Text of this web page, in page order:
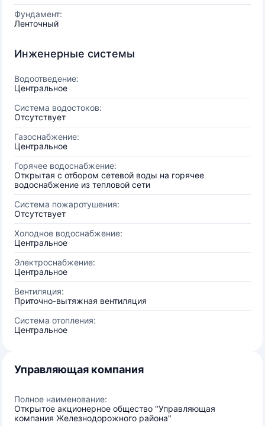
Фундамент:
Ленточный
Инженерные системы
Водоотведение:
Центральное
Система водостоков:
Отсутствует
Газоснабжение:
Центральное
Горячее водоснабжение:
Открытая с отбором сетевой воды на горячее
водоснабжение из тепловой сети
Система пожаротушения:
Отсутствует
Холодное водоснабжение:
Центральное
Электроснабжение:
Центральное
Вентиляция:
Приточно-вытяжная вентиляция
Система отопления:
Центральное
Управляющая компания
Полное наименование:
Открытое акционерное общество "Управляющая
компания Железнодорожного района"